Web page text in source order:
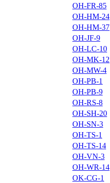
OH-FR-85
OH-HM-24
OH-HM-37
OH-JF-9
OH-LC-10
OH-MK-12
OH-MW-4
OH-PB-1
OH-PB-9
OH-RS-8
OH-SH-20
OH-SN-3
OH-TS-1
OH-TS-14
OH-VN-3
OH-WR-14
OK-CG-1